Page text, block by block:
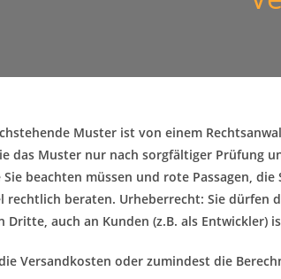
Muster ist von einem
das Muster nur nach sorgfältiger Prüfung
beachten müssen und rote Passagen,
rechtlich beraten. Urheberrecht: Sie
Dritte, auch an Kunden (z.B. als Entwickler)
Versandkosten oder zumindest die